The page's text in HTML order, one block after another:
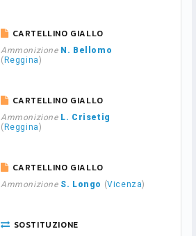
CARTELLINO GIALLO
Ammonizione N. Bellomo
( Reggina)
CARTELLINO GIALLO
Ammonizione L. Crisetig
( Reggina)
CARTELLINO GIALLO
Ammonizione S. Longo (Vicenza)
SOSTITUZIONE